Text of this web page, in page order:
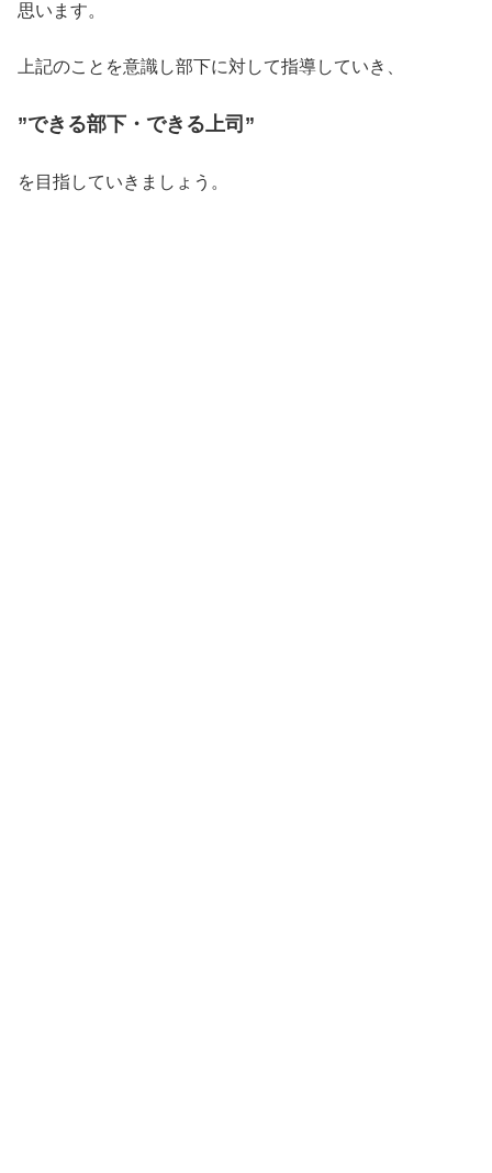
思います。
上記のことを意識し部下に対して指導していき、
”できる部下・できる上司”
を目指していきましょう。